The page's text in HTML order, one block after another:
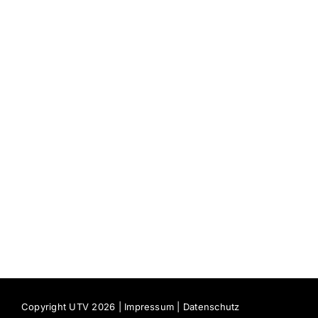
Copyright UTV 2026 | Impressum Datenschutz